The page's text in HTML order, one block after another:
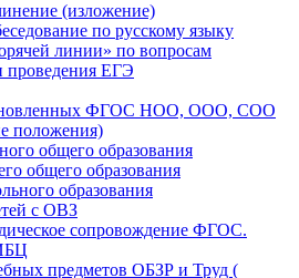
(изложение)
по русскому языку
линии» по вопросам
проведения ЕГЭ
ФГОС НОО, ООО, СОО
положения)
общего образования
общего образования
образования
с ОВЗ
сопровождение ФГОС.
предметов ОБЗР и Труд (